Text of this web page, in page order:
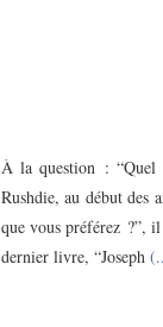
À la question : “Quel
Rushdie, au début des
que vous préférez ?”,
dernier livre, “Joseph